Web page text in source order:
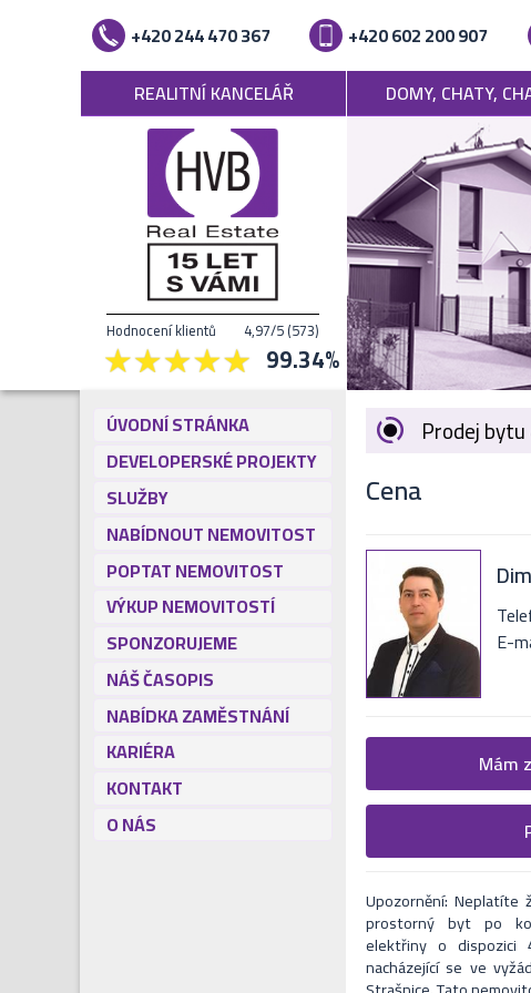
+420 244 470 367 +420 602 200 907
REALITNÍ KANCELÁŘ
Hodnocení klientů 4,97/5(573)
99.34%
DOMY, CHATY,
ÚVODNÍ STRÁNKA
DEVELOPERSKÉ PROJEKTY
SLUŽBY
NABÍDNOUT NEMOVITOST
POPTAT NEMOVITOST
VÝKUP NEMOVITOSTÍ
SPONZORUJEME
NÁŠ ČASOPIS
NABÍDKA ZAMĚSTNÁNÍ
KARIÉRA
KONTAKT
O NÁS
Prodej
Cena
E-
Žádost o
Vyplňte následující
V nejbližší Vás naši
Mám
Formulář odešle
Upozornění: Neplatíte
prostorný byt po
elektřiny o dispozici
nacházející se ve